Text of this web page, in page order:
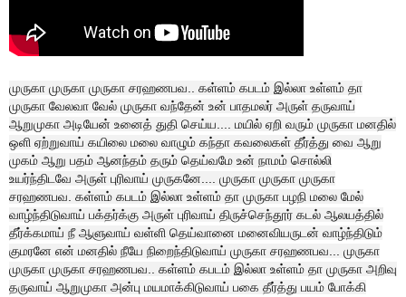
முருகா முருகா முருகா சரஹணபவ.. கள்ளம் கபடம் இல்லா உள்ளம் தா
முருகா வேலவா வேல் முருகா வந்தேன் உன் பாதமலர் அருள் தருவாய்
ஆறுமுகா அடியேன் உனைத் துதி செய்ய.... மயில் ஏறி வரும் முருகா மனதில்
ஒளி ஏற்றுவாய் கயிலை மலை வாழும் கந்தா கவலைகள் தீர்த்து வை ஆறு
முகம் ஆறு பதம் ஆனந்தம் தரும் தெய்வமே உன் நாமம் சொல்லி
உயர்ந்திடவே அருள் புரிவாய் முருகனே.... முருகா முருகா முருகா
சரஹணபவ. கள்ளம் கபடம் இல்லா உள்ளம் தா முருகா பழநி மலை மேல்
வாழ்ந்திடுவாய் பக்தர்க்கு அருள் புரிவாய் திருச்செந்தூர் கடல் ஆலயத்தில்
தீர்க்கமாய் நீ ஆளுவாய் வள்ளி தெய்வானை மனைவியருடன் வாழ்ந்திடும்
குமரனே என் மனதில் நீயே நிறைந்திடுவாய் முருகா சரஹணபவ... முருகா
முருகா முருகா சரஹணபவ.. கள்ளம் கபடம் இல்லா உள்ளம் தா முருகா அறிவு
தருவாய் ஆறுமுகா அன்பு மயமாக்கிடுவாய் பகை தீர்த்து பயம் போக்கி